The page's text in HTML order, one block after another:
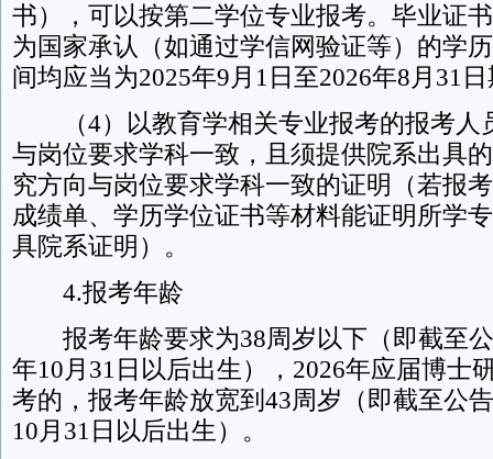
书），可以按第二学位专业报考。毕业证
为国家承认（如通过学信网验证等）的学
间均应当为2025年9月1日至2026年8月31
（4）以教育学相关专业报考的报考人
与岗位要求学科一致，且须提供院系出具
究方向与岗位要求学科一致的证明（若报
成绩单、学历学位证书等材料能证明所学
具院系证明）。
4.报考年龄
报考年龄要求为38周岁以下（即截至公
年10月31日以后出生），2026年应届博士
考的，报考年龄放宽到43周岁（即截至公
10月31日以后出生）。